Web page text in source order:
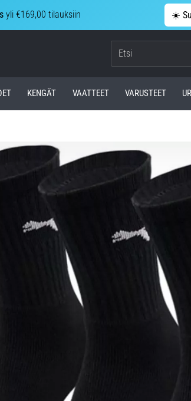
yli €169,00 tilauksiin ☀️
KENGÄT VAATTEET VARUSTEET